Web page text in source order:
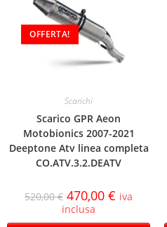
OFFERTA!
Scarichi
Scarico GPR Aeon
Motobionics 2007-2021
Deeptone Atv linea completa
CO.ATV.3.2.DEATV
520,00€ 470,00 € iva
inclusa